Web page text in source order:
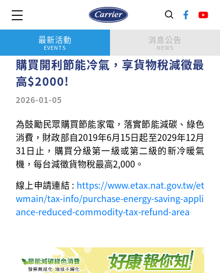
最新活動
EVENTS
消息公告
NEWS
購買開利節能冷氣，享貨物稅減徵最
高$2000!
2026-01-05
為鼓勵民眾購買節能家電，落實節能減碳、綠色
消費，財政部自2019年6月15日起至2029年12月
31日止，購買分級第一級或第二級的新冷暖氣
機，每台減徵貨物稅最高2,000。
線上申請連結 : https://www.etax.nat.gov.tw/et
wmain/tax-info/purchase-energy-saving-appli
ance-reduced-commodity-tax-refund-area